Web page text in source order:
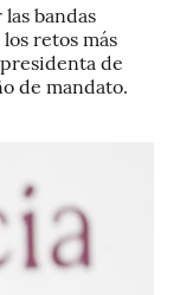
bandas
retos más
de
de mandato.